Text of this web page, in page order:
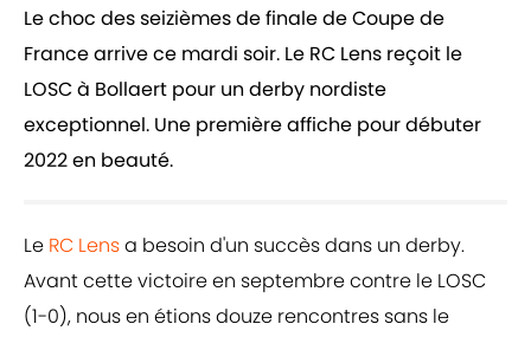
Le choc des seizièmes de finale de Coupe de
France arrive ce mardi soir. Le RC Lens reçoit le
LOSC à Bollaert pour un derby nordiste
exceptionnel. Une première affiche pour débuter
2022 en beauté.
Le RC Lensa besoin d'un succès dans un derby.
Avant cette victoire en septembre contre le LOSC
(1-0), nous en étions douze rencontres sans le